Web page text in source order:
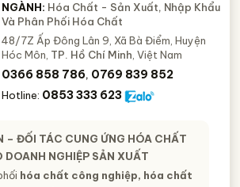
NGÀNH: Hóa Chất - Sản Xuất, Nhập Khẩu
Và Phân Phối Hóa Chất
48/7Z Ấp Đông Lân 9, Xã Bà Điểm, Huyện
Hóc Môn, TP. Hồ Chí Minh, Việt Nam
0366 858 786, 0769 839 852
Hotline: 0853 333 623
– ĐỐI TÁC CUNG ỨNG HÓA CHẤT
DOANH NGHIỆP SẢN XUẤT
hóa chất công nghiệp, hóa chất